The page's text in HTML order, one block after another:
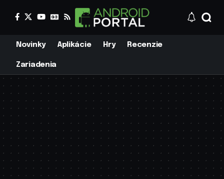
Novinky Aplikácie Hry Recenzie
Zariadenia